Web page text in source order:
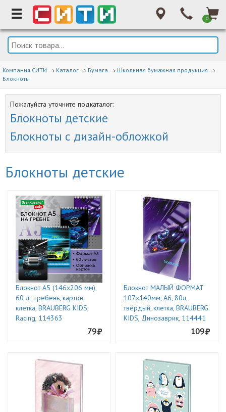
0
Компания СИТИ → Каталог → Бумага → Школьная бумажная продукция →
Блокноты
Пожалуйста уточните подкаталог:
Блокноты детские
Блокноты с дизайн-обложкой
Блокноты детские
Блокнот А5 (146х206 мм),
60 л., гребень, картон,
клетка, BRAUBERG KIDS,
Racing, 114363
79
Блокнот МАЛЫЙ ФОРМАТ
107х140мм, А6, 80л,
твёрдый, клетка, BRAUBERG
KIDS, Динозаврик, 114441
109